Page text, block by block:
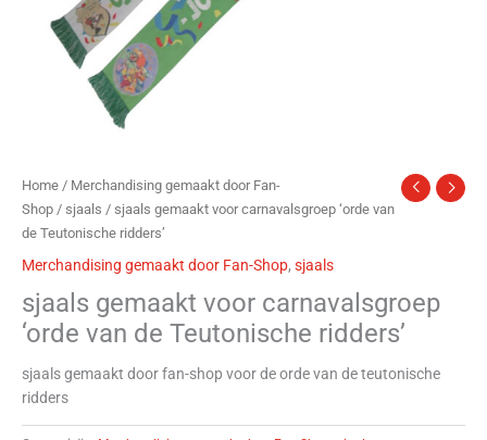
Home / Merchandising gemaakt door Fan-
Shop / sjaals / sjaals gemaakt voor carnavalsgroep ‘orde van
de Teutonische ridders’
Merchandising gemaakt door Fan-Shop, sjaals
sjaals gemaakt voor carnavalsgroep
‘orde van de Teutonische ridders’
sjaals gemaakt door fan-shop voor de orde van de teutonische
ridders